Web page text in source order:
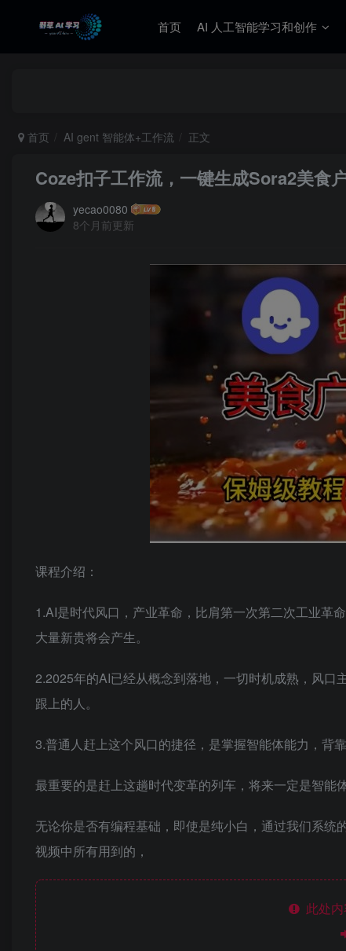
首页 AI 人工智能学习和创作
首页 AI gent 智能体+工作流 正文
Coze扣子工作流，一键生成Sora2美食
yecao0080
8个月前更新
课程介绍：
1.AI是时代风口，产业革命，比肩第一次第二次工业革
大量新贵将会产生。
2.2025年的AI已经从概念到落地，一切时机成熟，风
跟上的人。
3.普通人赶上这个风口的捷径，是掌握智能体能力，背
最重要的是赶上这趟时代变革的列车，将来一定是智能
无论你是否有编程基础，即使是纯小白，通过我们系统
视频中所有用到的，
此处